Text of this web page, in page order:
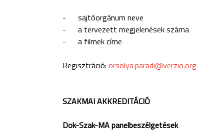
- sajtóorgánum neve
- a tervezett megjelenések száma
- a filmek címe
Regisztráció: orsolya.paradi@verzio.org
SZAKMAI AKKREDITÁCIÓ
Dok-Szak-MA panelbeszélgetések